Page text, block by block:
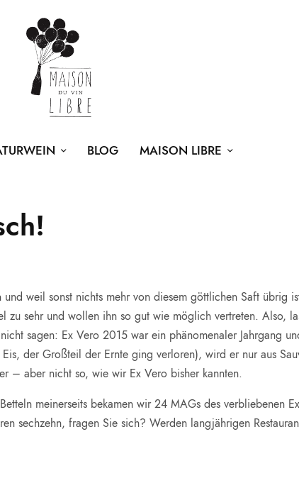
BLOG MAISON LIBRE
weil sonst nichts mehr von diesem göttlichen Saft übrig
zu sehr und wollen ihn so gut wie möglich vertreten. Also,
sagen: Ex Vero 2015 war ein phänomenaler Jahrgang
der Großteil der Ernte ging verloren), wird er nur aus
– aber nicht so, wie wir Ex Vero bisher kannten.
meinerseits bekamen wir 24 MAGs des verbliebenen
sechzehn, fragen Sie sich? Werden langjährigen